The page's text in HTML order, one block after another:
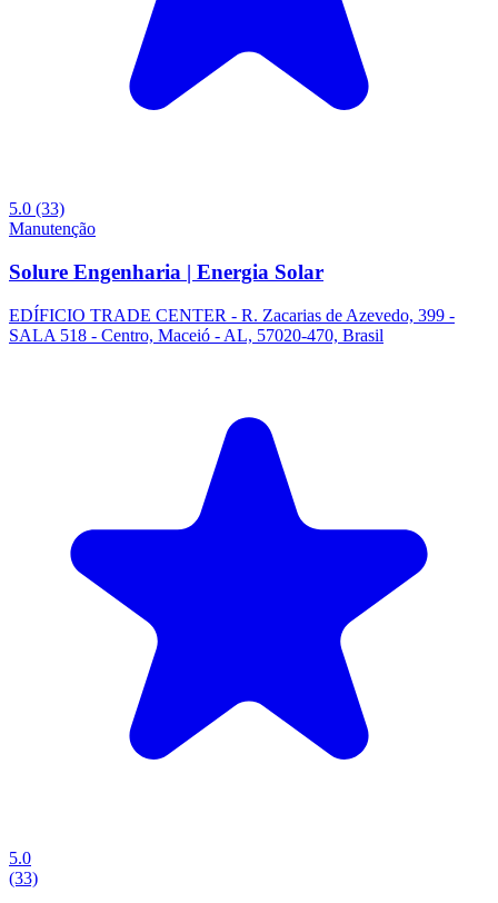
5.0 (33)
Manutenção
Solure Engenharia | Energia Solar
EDÍFICIO TRADE CENTER - R. Zacarias de Azevedo, 399 -
SALA 518 - Centro, Maceió - AL, 57020-470, Brasil
5.0
(33)